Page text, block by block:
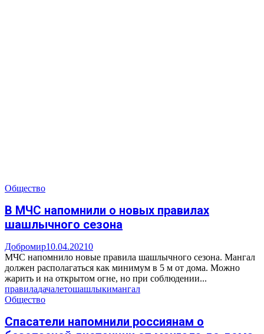
Общество
В МЧС напомнили о новых правилах
шашлычного сезона
Добромир10.04.20210
МЧС напомнило новые правила шашлычного сезона. Мангал
должен располагаться как минимум в 5 м от дома. Можно
жарить и на открытом огне, но при соблюдении...
правиладачалетошашлыкимангал
Общество
Спасатели напомнили россиянам о